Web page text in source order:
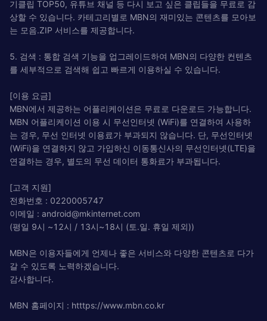
기클립 TOP50, 유튜브 채널 등 다시 보고 싶은 클립들을 무료로 감
상할 수 있습니다. 카테고리별로 MBN의 재미있는 콘텐츠를 모아보
는 모음.ZIP 서비스를 제공합니다.
5. 검색 : 통합 검색 기능을 업그레이드하여 MBN의 다양한 컨텐츠
를 세부적으로 검색해 쉽고 빠르게 이용하실 수 있습니다.
[이용 요금]
MBN에서 제공하는 어플리케이션은 무료로 다운로드 가능합니다.
MBN 어플리케이션 이용 시 무선인터넷 (WiFi)를 연결하여 사용하
는 경우, 무선 인터넷 이용료가 부과되지 않습니다. 단, 무선인터넷
(WiFi)을 연결하지 않고 가입하신 이동통신사의 무선인터넷(LTE)을
연결하는 경우, 별도의 무선 데이터 통화료가 부과됩니다.
[고객 지원]
전화번호 : 0220005747
이메일 : android@mkinternet.com
(평일 9시 ~12시 / 13시~18시 (토.일. 휴일 제외))
MBN은 이용자들에게 언제나 좋은 서비스와 다양한 콘텐츠로 다가
갈 수 있도록 노력하겠습니다.
감사합니다.
MBN 홈페이지 : htttps://www.mbn.co.kr